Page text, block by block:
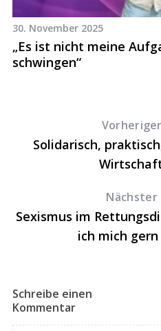
30. November 2025
„Es ist nicht meine
schwingen“
Solidarisch,
Sexismus im
ich mich
Schreibe einen
Kommentar